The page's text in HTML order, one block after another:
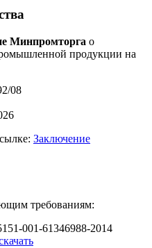
Минпромторга о
продукции на
08
Заключение
требованиям:
001-61346988-2014